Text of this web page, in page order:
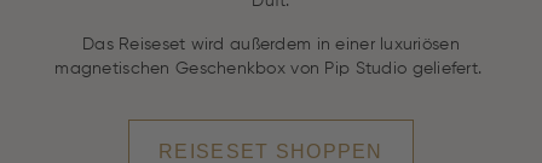
Das Reiseset wird außerdem in einer luxuriösen
magnetischen Geschenkbox von Pip Studio geliefert.
REISESET SHOPPEN